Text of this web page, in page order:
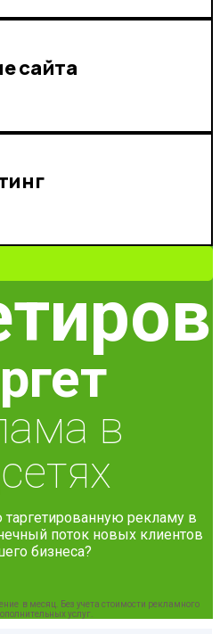
сайта
в
рекламу в
поток новых клиентов
бизнеса?
в месяц. Без учета стоимости рекламного
услуг.